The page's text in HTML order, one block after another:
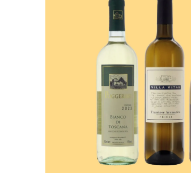
Tryk enter for at søge og ESC for at lukke